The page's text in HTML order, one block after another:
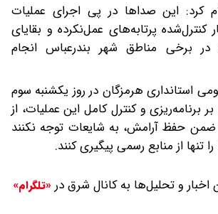
کرد: این صداها در پی اجرای عملیات
کنترل‌شده پرتابه‌های عمل‌نکرده و بقایای
در برخی مناطق شهر بندرعباس انجام
استانداری هرمزگان در روز یکشنبه سوم
برنامه‌ریزی و کنترل کامل این عملیات، از
حفظ آرامش، به شایعات توجه نکنند
تنها از منابع رسمی پیگیری کنند.
اخبار و تحلیل‌ها به کانال شرق در «تلگرام»